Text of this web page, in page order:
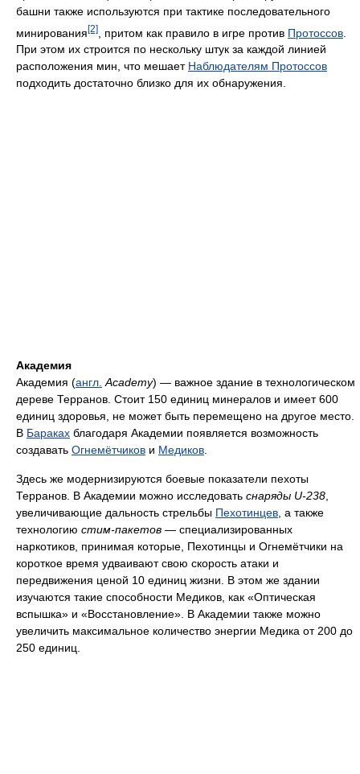
башни также используются при тактике последовательного
минирования[2] , притом как правило в игре против Протоссов
При этом их строится по нескольку штук за каждой линией
расположения мин, что мешает Наблюдателям Протоссов
подходить достаточно близко для их обнаружения.
Академия
Академия (англ. Academy) — важное здание в технологическом
дереве Терранов. Стоит 150 единиц минералов и имеет 600
единиц здоровья, не может быть перемещено на другое место.
В Бараках благодаря Академии появляется возможность
создавать Огнемётчиков и Медиков.
Здесь же модернизируются боевые показатели пехоты
Терранов. В Академии можно исследовать снаряды U-238,
увеличивающие дальность стрельбы Пехотинцев, а также
технологию стим-пакетов — специализированных
наркотиков, принимая которые, Пехотинцы и Огнемётчики на
короткое время удваивают свою скорость атаки и
передвижения ценой 10 единиц жизни. В этом же здании
изучаются такие способности Медиков, как «Оптическая
вспышка» и «Восстановление». В Академии также можно
увеличить максимальное количество энергии Медика от 200 до
250 единиц.